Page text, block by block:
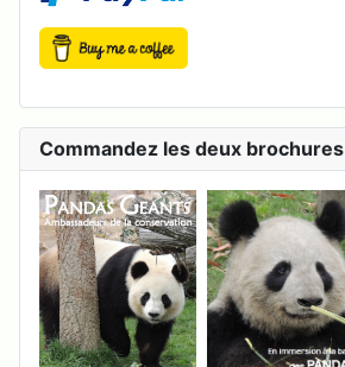
Commandez les deux brochures